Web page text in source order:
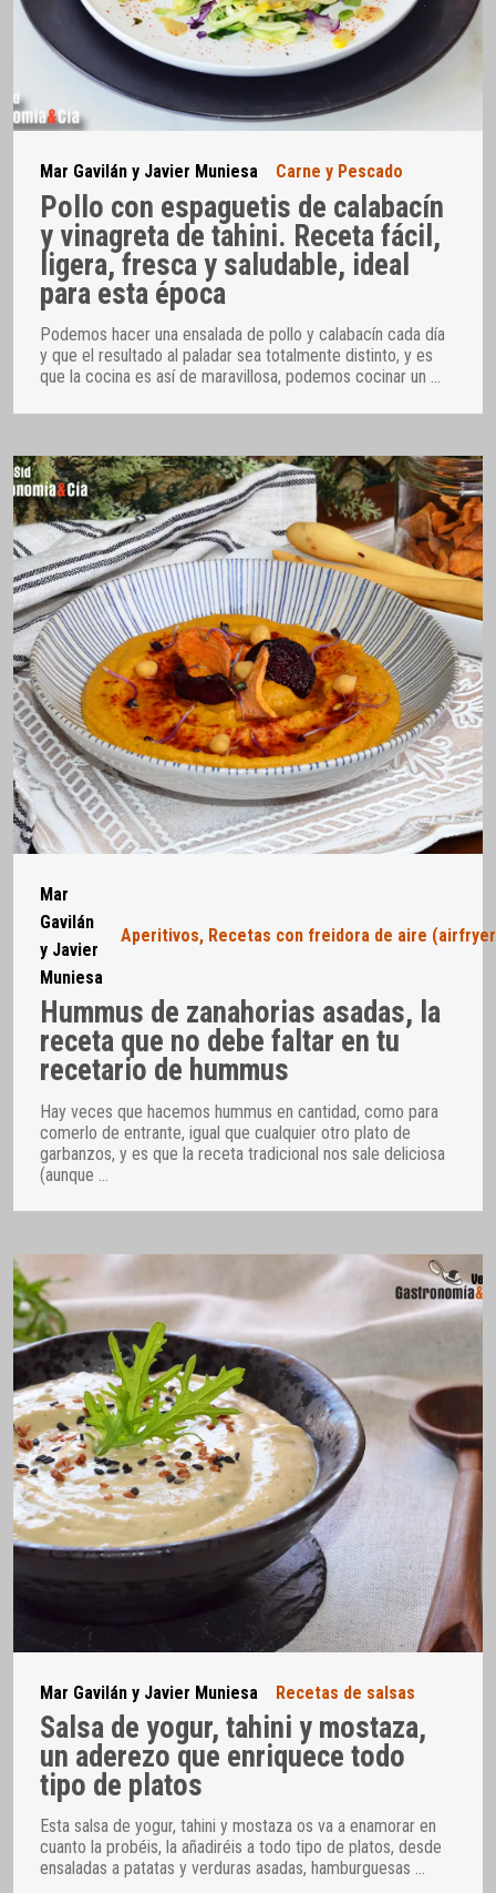
Mar Gavilán y Javier Muniesa Carne y Pescado
Pollo con espaguetis de calabacín
y vinagreta de tahini. Receta fácil,
ligera, fresca y saludable, ideal
para esta época
Podemos hacer una ensalada de pollo y calabacín cada día
y que el resultado al paladar sea totalmente distinto, y es
que la cocina es así de maravillosa, podemos cocinar un …
Mar
Gavilán
y Javier
Muniesa
Aperitivos, Recetas con freidora de aire
Hummus de zanahorias asadas, la
receta que no debe faltar en tu
recetario de hummus
Hay veces que hacemos hummus en cantidad, como para
comerlo de entrante, igual que cualquier otro plato de
garbanzos, y es que la receta tradicional nos sale deliciosa
(aunque
Mar Gavilán y Javier Muniesa Recetas de salsas
Salsa de yogur, tahini y mostaza,
un aderezo que enriquece todo
tipo de platos
Esta salsa de yogur, tahini y mostaza os va a enamorar en
cuanto la probéis, la añadiréis a todo tipo de platos, desde
ensaladas a patatas y verduras asadas, hamburguesas …